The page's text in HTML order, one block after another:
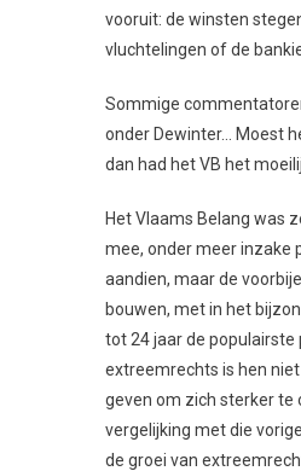
vooruit: de winsten
vluchtelingen of de
Sommige
onder Dewinter… Moest
dan had het VB het
Het Vlaams Belang was
mee, onder meer inzake
aandien, maar de
bouwen, met in het
tot 24 jaar de populairste
extreemrechts is hen
geven om zich sterker te
vergelijking met die
de groei van